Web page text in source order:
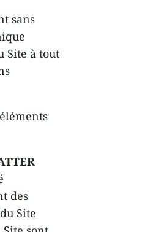
sans
Site à tout
des
Site